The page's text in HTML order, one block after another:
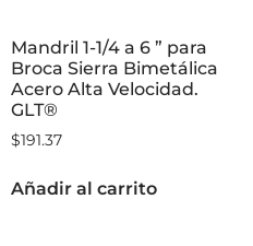
Mandril 1-1/4 a 6 ” para
Broca Sierra Bimetálica
Acero Alta Velocidad.
GLT®
$191.37
Añadir al carrito